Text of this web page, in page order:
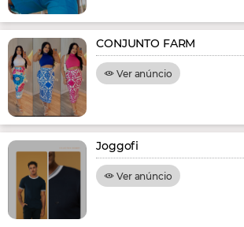
CONJUNTO FARM
Ver anúncio
Joggofi
Ver anúncio